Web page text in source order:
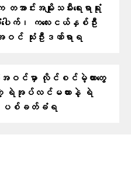
င်းအမျိုးသမီးရေးရာရုံး
ေါက်၊ ကလေးငယ်နှစ်ဦး
ဝင် သုံးဦးဒဏ်ရာရ
ဝင်မှာ လိုင်စင်မဲ့ကားတွေ
တဲ့ ရဲအုပ်လင်မယားနဲ့ ရဲ
ပစ်ခတ်ခံရ